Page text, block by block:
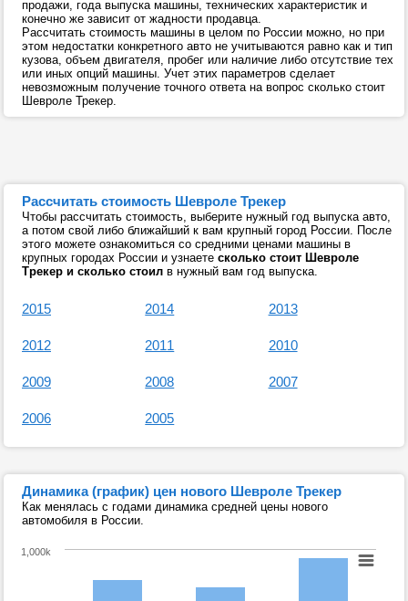
продажи, года выпуска машины, технических характеристик и
конечно же зависит от жадности продавца.
Рассчитать стоимость машины в целом по России можно, но при
этом недостатки конкретного авто не учитываются равно как и тип
кузова, объем двигателя, пробег или наличие либо отсутствие тех
или иных опций машины. Учет этих параметров сделает
невозможным получение точного ответа на вопрос сколько стоит
Шевроле Трекер.
Рассчитать стоимость Шевроле Трекер
Чтобы рассчитать стоимость, выберите нужный год выпуска авто,
а потом свой либо ближайший к вам крупный город России. После
этого можете ознакомиться со средними ценами машины в
крупных городах России и узнаете сколько стоит Шевроле
Трекер и сколько стоил в нужный вам год выпуска.
2015 2014 2013
2012 2011 2010
2009 2008 2007
2006 2005
Динамика (график) цен нового Шевроле Трекер
Как менялась с годами динамика средней цены нового
автомобиля в России.
1,000k